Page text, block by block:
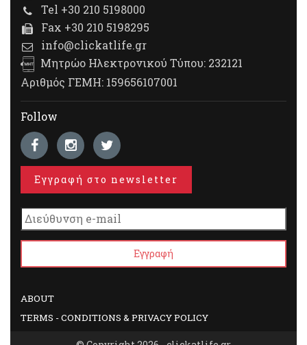
Tel +30 210 5198000
Fax +30 210 5198295
info@clickatlife.gr
Μητρώο Ηλεκτρονικού Τύπου: 232121
Αριθμός ΓΕΜΗ: 159656107001
Follow
Εγγραφή στο newsletter
ABOUT
TERMS - CONDITIONS & PRIVACY POLICY